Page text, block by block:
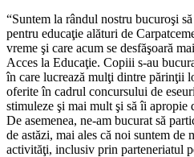
“Suntem la rândul nostru bucuroşi
pentru educaţie alături de
vreme şi care acum se desfăşoară
Acces la Educaţie. Copiii s-au
în care lucrează mulţi dintre părinţii
oferite în cadrul concursului de
stimuleze şi mai mult şi să îi apropie
De asemenea, ne-am bucurat să
de astăzi, mai ales că noi suntem
activităţi, inclusiv prin parteneriatul